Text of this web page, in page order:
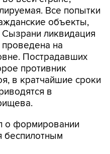
Все попытки
объекты,
ликвидация
проведена на
Пострадавших
противник
в кратчайшие сроки
в
о формировании
беспилотным